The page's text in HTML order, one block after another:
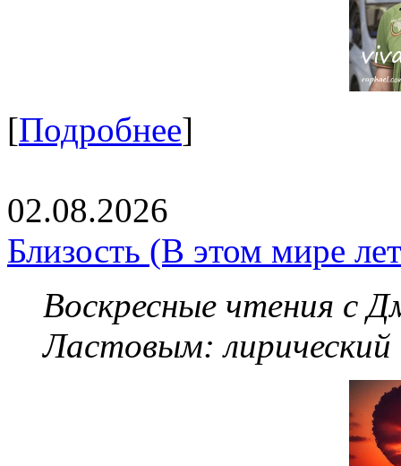
[Подробнее]
02.08.2026
Близость (В этом мире
Воскресные чтения с
Ластовым: